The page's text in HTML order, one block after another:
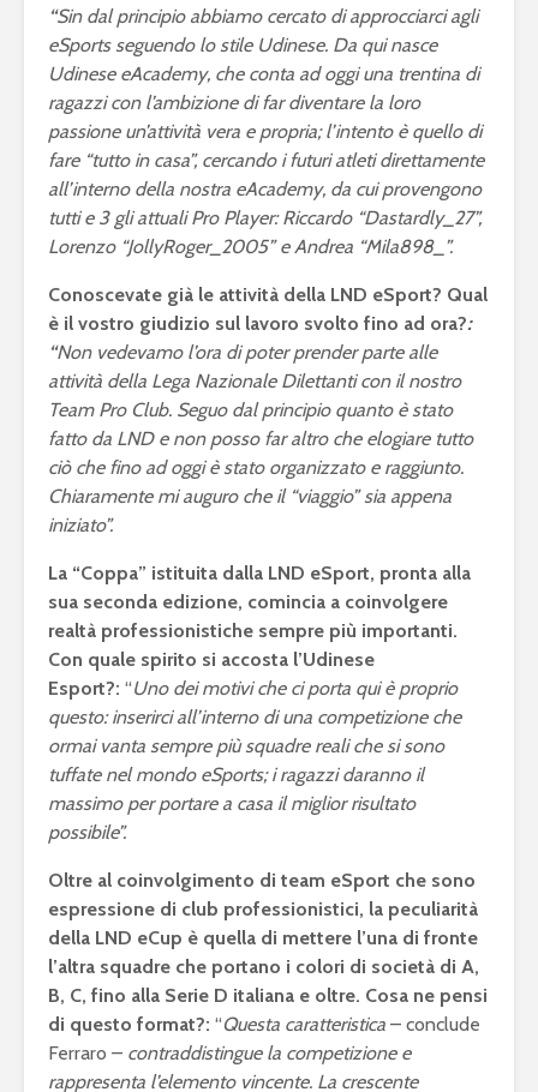
“Sin dal principio abbiamo cercato di approcciarci agli
eSports seguendo lo stile Udinese. Da qui nasce
Udinese eAcademy, che conta ad oggi una trentina di
ragazzi con l’ambizione di far diventare la loro
passione un’attività vera e propria; l’intento è quello di
fare “tutto in casa”, cercando i futuri atleti direttamente
all’interno della nostra eAcademy, da cui provengono
tutti e 3 gli attuali Pro Player: Riccardo “Dastardly_27”,
Lorenzo “JollyRoger_2005” e Andrea “Mila898_”.
Conoscevate già le attività della LND eSport? Qual
è il vostro giudizio sul lavoro svolto fino ad ora?:
“Non vedevamo l’ora di poter prender parte alle
attività della Lega Nazionale Dilettanti con il nostro
Team Pro Club. Seguo dal principio quanto è stato
fatto da LND e non posso far altro che elogiare tutto
ciò che fino ad oggi è stato organizzato e raggiunto.
Chiaramente mi auguro che il “viaggio” sia appena
iniziato”.
La “Coppa” istituita dalla LND eSport, pronta alla
sua seconda edizione, comincia a coinvolgere
realtà professionistiche sempre più importanti.
Con quale spirito si accosta l’Udinese
Esport?: “Uno dei motivi che ci porta qui è proprio
questo: inserirci all’interno di una competizione che
ormai vanta sempre più squadre reali che si sono
tuffate nel mondo eSports; i ragazzi daranno il
massimo per portare a casa il miglior risultato
possibile”.
Oltre al coinvolgimento di team eSport che sono
espressione di club professionistici, la peculiarità
della LND eCup è quella di mettere l’una di fronte
l’altra squadre che portano i colori di società di A,
B, C, fino alla Serie D italiana e oltre. Cosa ne pensi
di questo format?: “Questa caratteristica – conclude
Ferraro – contraddistingue la competizione e
rappresenta l’elemento vincente. La crescente
schiera la sua
squadra per la
eSerie A
eFootball 2024: a
metà settembre la
v4.0.0, ma non sarà
eFootball 2025
Coop e
Juventus
eFootball
Ecco le
Mondiali di
Fortnite: Bugha
vince 3 milioni di
dollari
Ronaldo nel dream
dodicesimo TOTY
Fortnite: entro fine
febbraio la Epic
Games lancerà il
capitolo 2
Cup: a